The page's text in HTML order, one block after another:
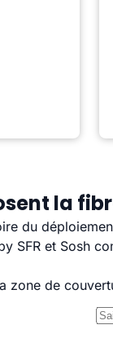
la
du
SFR et Sosh
zone de